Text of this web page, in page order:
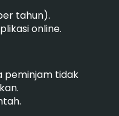
tahun).
online.
peminjam tidak